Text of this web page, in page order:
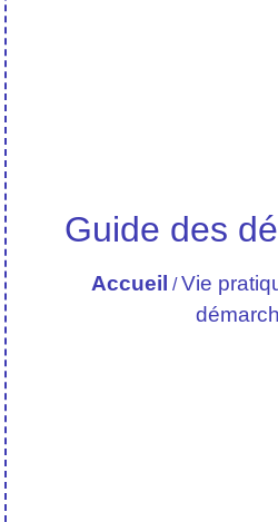
Guide des
Accueil /Vie